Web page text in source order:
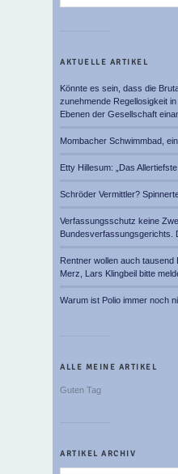
AKTUELLE ARTIKEL
Könnte es sein, dass die
zunehmende Regellosigkeit
Ebenen der Gesellschaft
Mombacher Schwimmbad,
Etty Hillesum: „Das
Schröder Vermittler?
Verfassungsschutz keine
Bundesverfassungsgerichts.
Rentner wollen auch tausend
Merz, Lars Klingbeil bitte
Warum ist Polio immer noch
ALLE MEINE ARTIKEL
Guten Tag
ARTIKEL ARCHIV